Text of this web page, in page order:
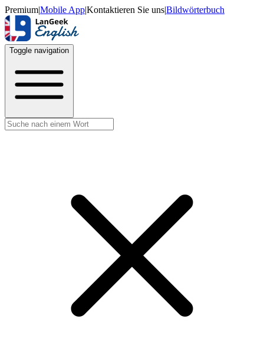
Premium|Mobile App|Kontaktieren Sie uns|Bildwörterbuch
Toggle navigation